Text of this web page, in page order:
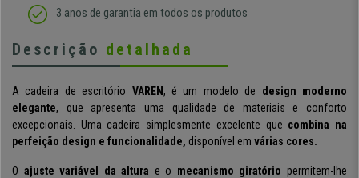
3 anos de garantia em todos os produtos
Descrição detalhada
A cadeira de escritório VAREN, é um modelo de design moderno
elegante, que apresenta uma qualidade de materiais e conforto
excepcionais. Uma cadeira simplesmente excelente que combina na
perfeição design e funcionalidade, disponível em várias cores.
O ajuste variável da altura e o mecanismo giratório permitem-lhe